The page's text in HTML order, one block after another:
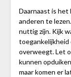
Daarnaast is het
anderen te
nuttig zijn. Kijk
toegankelijkheid
overweegt. Let
kunnen
maar komen er